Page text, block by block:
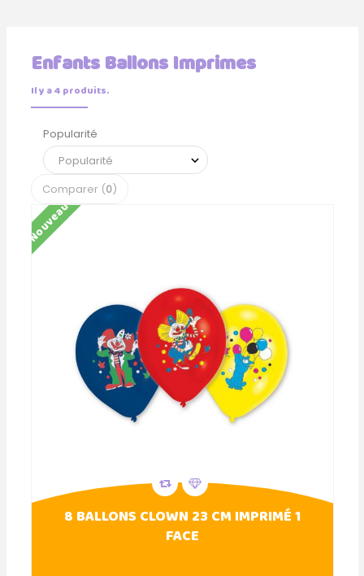
Enfants Ballons Imprimes
Il y a 4 produits.
Popularité
Comparer (0)
Nouveau
8 BALLONS CLOWN 23 CM IMPRIMÉ 1
FACE